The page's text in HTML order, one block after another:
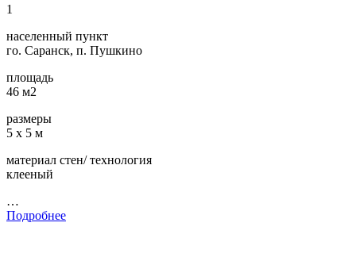
1
населенный пункт
го. Саранск, п. Пушкино
площадь
46 м2
размеры
5 х 5 м
материал стен/ технология
клееный
…
Подробнее